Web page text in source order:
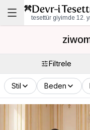
tesettür giyimde 12.
Filtrele
Stil Beden